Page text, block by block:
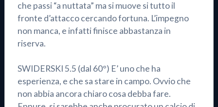
che passi “a nuttata” ma si muove si tutto il
fronte d’attacco cercando fortuna. L’impegno
non manca, e infatti finisce abbastanza in
riserva.
SWIDERSKI 5.5 (dal 60°) E’ uno che ha
esperienza, e che sa stare in campo. Ovvio che
non abbia ancora chiaro cosa debba fare.